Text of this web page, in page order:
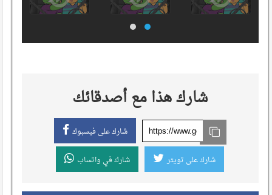
شارك هذا مع أصدقائك
شارك على فيسبوك
شارك على تويتر شارك في واتساب